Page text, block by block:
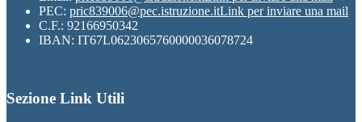
PEC: pric839006@pec.istruzione.itLink per inviare una mail
C.F.: 92166950342
IBAN: IT67L0623065760000036078724
Sezione Link Utili